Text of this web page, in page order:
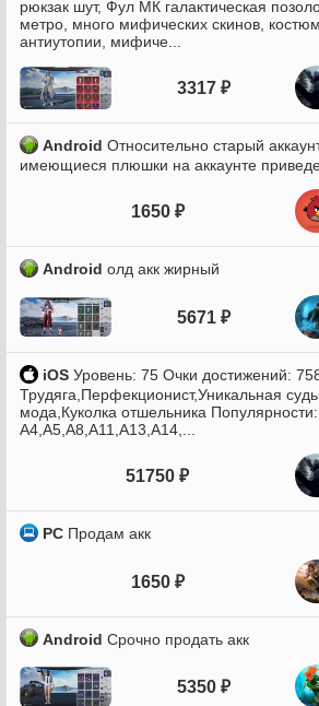
рюкзак шут, Фул МК галактическая
метро, много мифических скинов,
антиутопии, мифиче...
3317 ₽
Android Относительно старый
имеющиеся плюшки на аккаунте
1650 ₽
Android олд акк жирный
5671 ₽
iOS Уровень: 75 Очки достижений:
Трудяга,Перфекционист,Уникальная
мода,Куколка отшельника
A4,A5,A8,A11,A13,A14,...
51750 ₽
PC Продам акк
1650 ₽
Android Срочно продать акк
5350 ₽